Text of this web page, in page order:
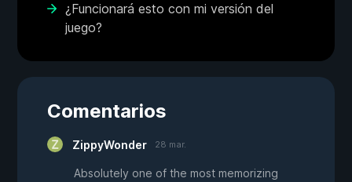
¿Funcionará esto con mi versión del
juego?
Comentarios
ZippyWonder 28 mar.
Absolutely one of the most memorizing